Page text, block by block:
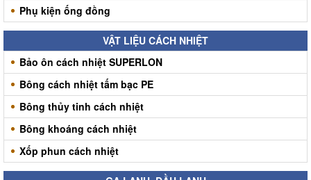
Phụ kiện ống đồng
VẬT LIỆU CÁCH NHIỆT
Bảo ôn cách nhiệt SUPERLON
Bông cách nhiệt tấm bạc PE
Bông thủy tinh cách nhiệt
Bông khoáng cách nhiệt
Xốp phun cách nhiệt